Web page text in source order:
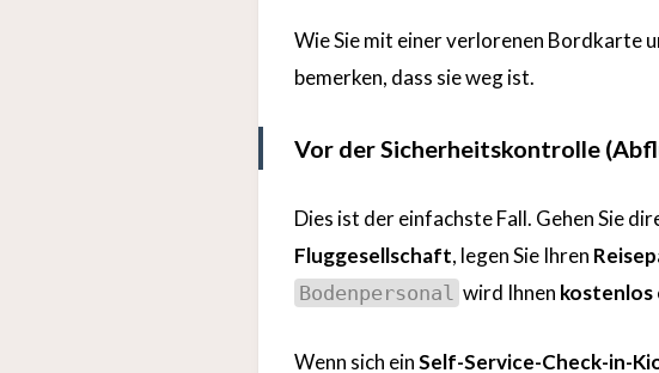
Wie Sie mit einer verlorenen Bordkarte
bemerken, dass sie weg ist.
Vor der Sicherheitskontrolle
Dies ist der einfachste Fall. Gehen Sie
Fluggesellschaft, legen Sie Ihren
Bodenpersonal wird Ihnen kostenlos
Wenn sich einSelf-Service-Check-in-